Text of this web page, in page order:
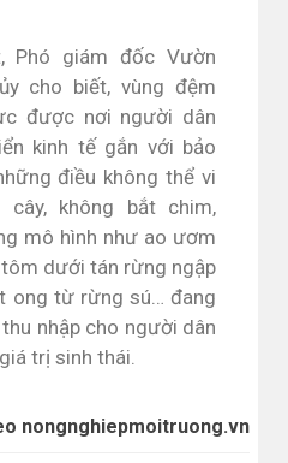
Phó giám đốc Vườn
cho biết, vùng đệm
được nơi người dân
kinh tế gắn với bảo
điều không thể vi
cây, không bắt chim,
mô hình như ao ươm
dưới tán rừng ngập
ong từ rừng sú… đang
nhập cho người dân
trị sinh thái.
nongnghiepmoitruong.vn